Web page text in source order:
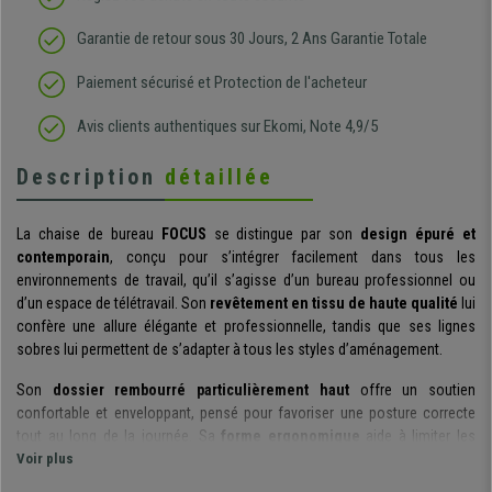
Garantie de retour sous 30 Jours, 2 Ans Garantie Totale
Paiement sécurisé et Protection de l'acheteur
Avis clients authentiques sur Ekomi, Note 4,9/5
Description détaillée
La chaise de bureau FOCUS se distingue par son design épuré et
contemporain, conçu pour s’intégrer facilement dans tous les
environnements de travail, qu’il s’agisse d’un bureau professionnel ou
d’un espace de télétravail. Son revêtement en tissu de haute qualité lui
confère une allure élégante et professionnelle, tandis que ses lignes
sobres lui permettent de s’adapter à tous les styles d’aménagement.
Son dossier rembourré particulièrement hautoffre un soutien
confortable et enveloppant, pensé pour favoriser une posture correcte
tout au long de la journée. Sa
forme ergonomique
aide à limiter les
tensions et l’inconfort liés aux longues heures passées en position
Voir plus